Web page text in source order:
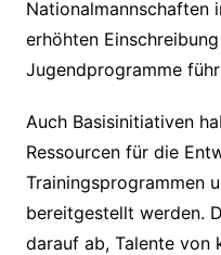
Nationalmannschaften
erhöhten
Jugendprogramme
Auch Basisinitiativen
Ressourcen für die
Trainingsprogrammen
bereitgestellt werden.
darauf ab, Talente von